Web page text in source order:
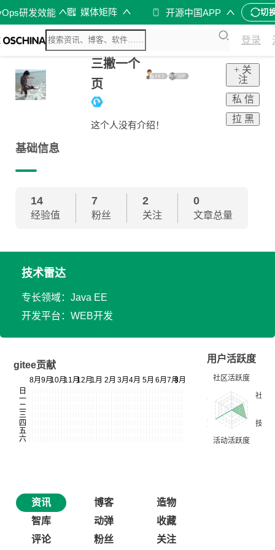
研发效能 媒体矩阵 开源中国APP 切
登录
三撇一个
页
这个人没有介绍！
+ 关
注
私 信
拉 黑
基础信息
14
经验值
7
粉丝
2
关注
0
文章总量
技术雷达
专长领域：Java EE
开发平台：WEB开发
gitee贡献
用户活跃度
资讯 博客
造物
智库
动弹
收藏
评论
粉丝 关注